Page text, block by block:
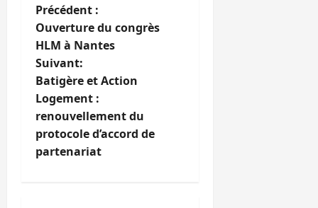
N
a
v
i
g
a
Précédent :
Ouverture du congrès
HLM à Nantes
Suivant:
Batigère et Action
Logement :
renouvellement du
protocole d’accord de
partenariat